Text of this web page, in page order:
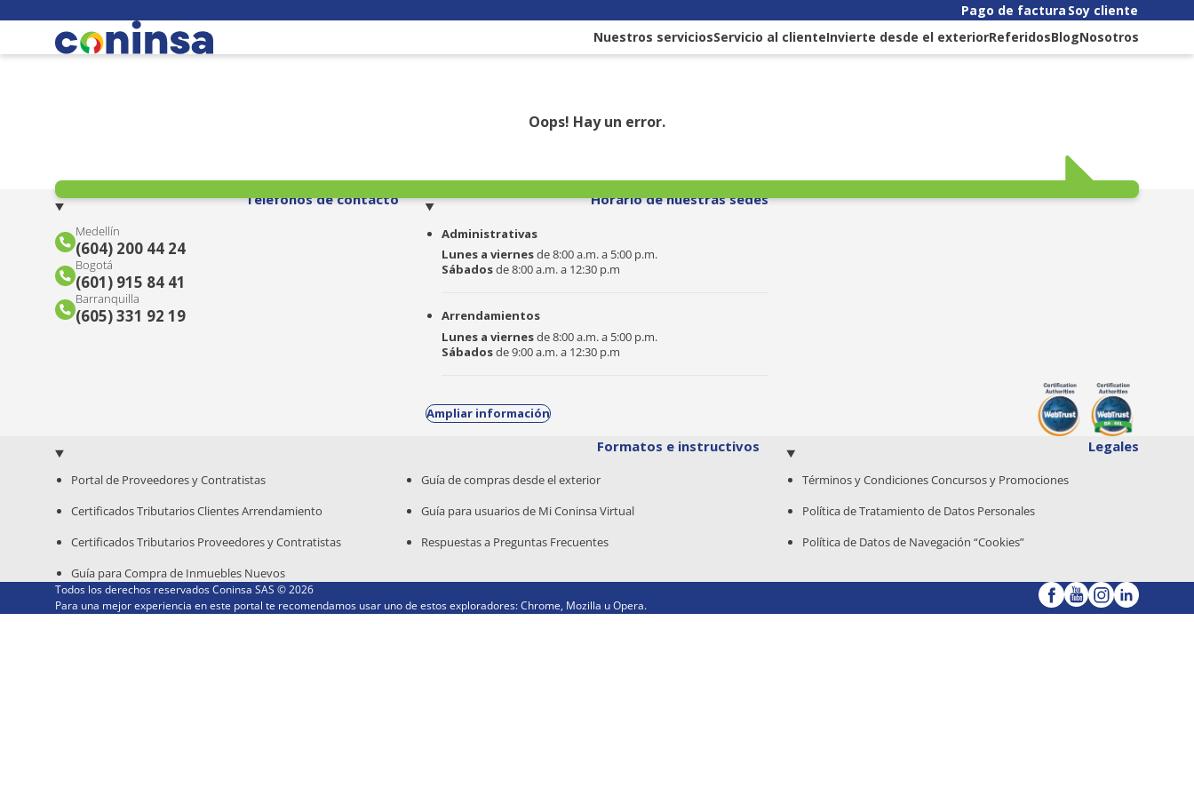
Pago de factura Soy cliente
Nuestros serviciosServicio al clienteInvierte desde el exteriorReferidosBlogNosotros
Oops! Hay un error.
Teléfonos de contacto
Medellín
(604) 200 44 24
Bogotá
(601) 915 84 41
Barranquilla
(605) 331 92 19
Horario de nuestras sedes
Administrativas
Lunes a viernesde 8:00 a.m. a 5:00 p.m.
Sábadosde 8:00 a.m. a 12:30 p.m
Arrendamientos
Lunes a viernesde 8:00 a.m. a 5:00 p.m.
Sábadosde 9:00 a.m. a 12:30 p.m
Ampliar información
Formatos e instructivos
Portal de Proveedores y Contratistas
Certificados Tributarios Clientes Arrendamiento
Certificados Tributarios Proveedores y Contratistas
Guía para Compra de Inmuebles Nuevos
Guía de compras desde el exterior
Guía para usuarios de Mi Coninsa Virtual
Respuestas a Preguntas Frecuentes
Legales
Términos y Condiciones Concursos y Promociones
Política de Tratamiento de Datos Personales
Política de Datos de Navegación “Cookies”
Todos los derechos reservados Coninsa SAS ©2026
Para una mejor experiencia en este portal te recomendamos usar uno de estos exploradores: Chrome, Mozilla u Opera.